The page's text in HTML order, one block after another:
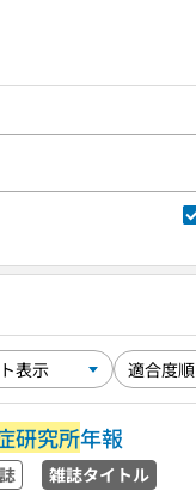
研究所年報
雑誌タイトル